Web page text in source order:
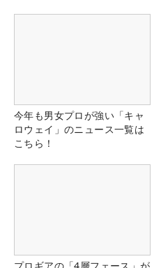
今年も男女プロが強い「キャ
ロウェイ」のニュース一覧は
こちら！